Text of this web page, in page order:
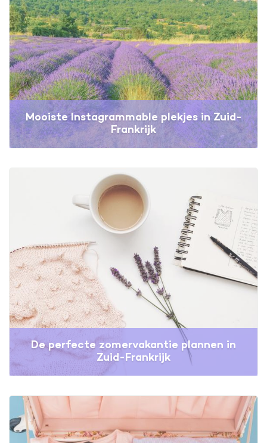
Mooiste Instagrammable plekjes in Zuid-
Frankrijk
De perfecte zomervakantie plannen in
Zuid-Frankrijk